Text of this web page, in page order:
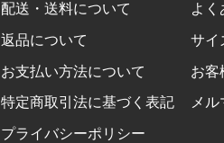
配送・送料について
返品について
お支払い方法について
特定商取引法に基づく表記
プライバシーポリシー
よく
サイ
お客
メル